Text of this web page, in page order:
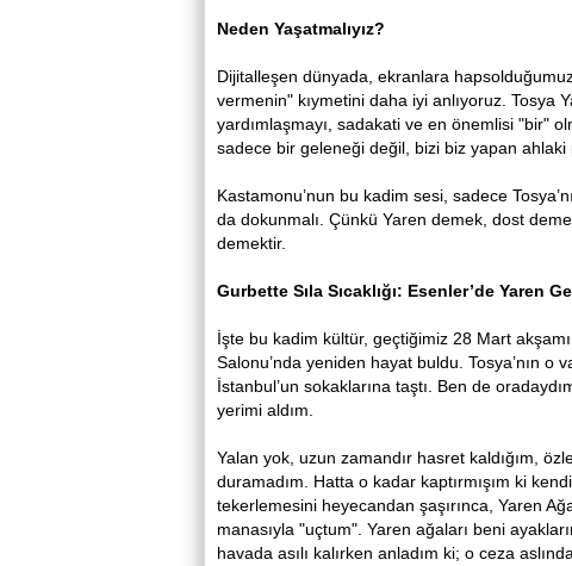
Neden Yaşatmalıyız?
Dijitalleşen dünyada, ekranlara
vermenin" kıymetini daha iyi anlıyoruz.
yardımlaşmayı, sadakati ve en önemlisi "bir"
sadece bir geleneği değil, bizi biz yapan ahlaki
Kastamonu’nun bu kadim sesi, sadece
da dokunmalı. Çünkü Yaren demek, dost
demektir.
Gurbette Sıla Sıcaklığı: Esenler’de Yaren
İşte bu kadim kültür, geçtiğimiz 28 Mart
Salonu’nda yeniden hayat buldu. Tosya’nın o
İstanbul’un sokaklarına taştı. Ben de
yerimi aldım.
Yalan yok, uzun zamandır hasret kaldığım,
duramadım. Hatta o kadar kaptırmışım ki
tekerlemesini heyecandan şaşırınca, Yaren
manasıyla "uçtum". Yaren ağaları beni
havada asılı kalırken anladım ki; o ceza